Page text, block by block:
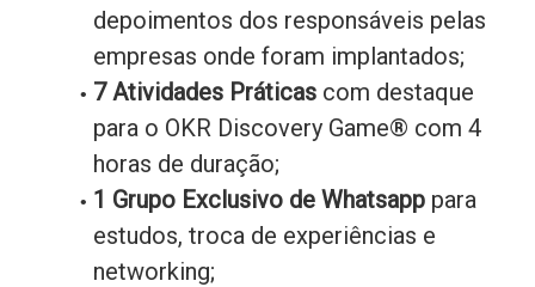
depoimentos dos responsáveis pelas
empresas onde foram implantados;
7 Atividades Práticascom destaque
para o OKR Discovery Game® com 4
horas de duração;
1 Grupo Exclusivo de Whatsapppara
estudos, troca de experiências e
networking;